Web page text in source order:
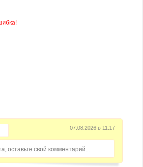
07.08.2026 в 11:17
оставьте свой комментарий...